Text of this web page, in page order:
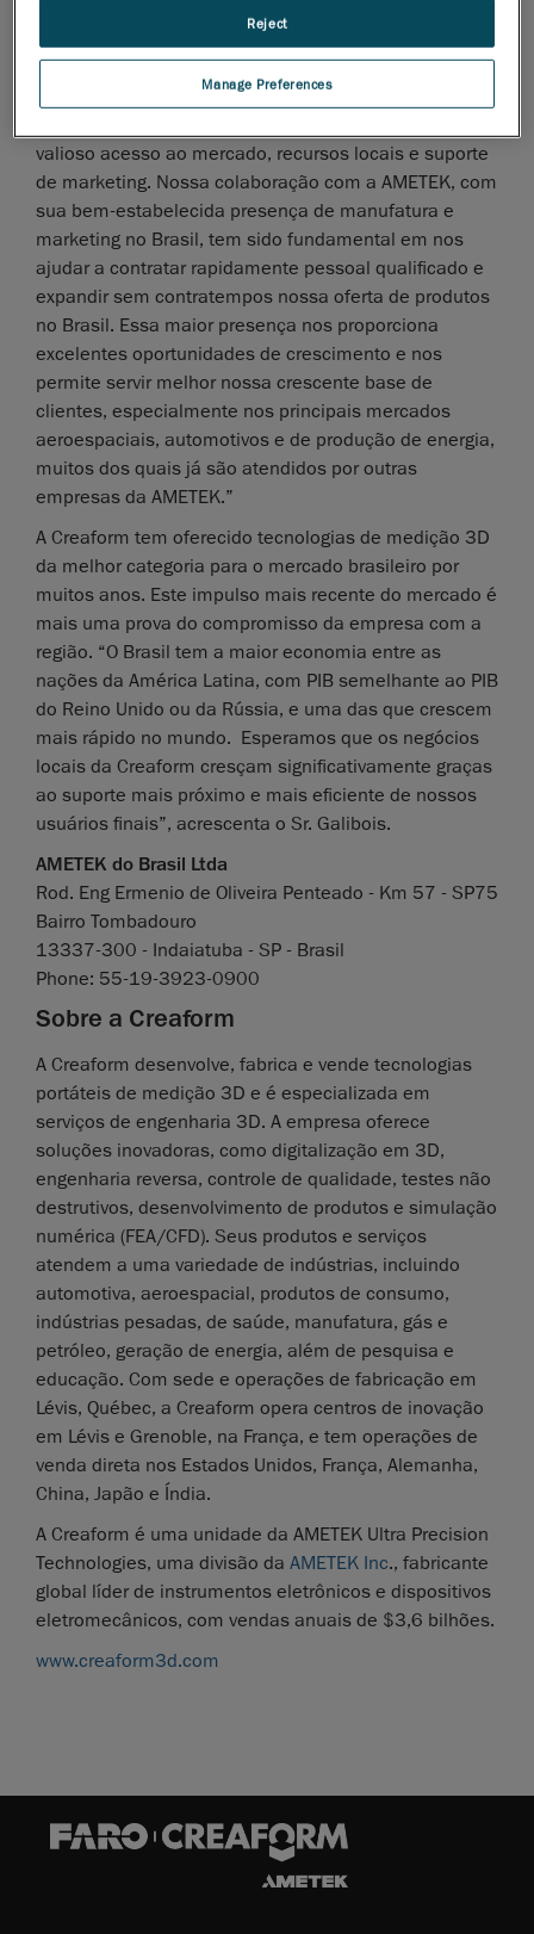
“Hoje, começamos uma nova era no Brasil”, explicou
Stephane Galibois, Vice-Presidente de Vendas nas
Américas. “A AMETEK do Brasil, subsidiária brasileira
valioso acesso ao mercado, recursos locais e suporte
de marketing. Nossa colaboração com a AMETEK, com
sua bem-estabelecida presença de manufatura e
marketing no Brasil, tem sido fundamental em nos
ajudar a contratar rapidamente pessoal qualificado e
expandir sem contratempos nossa oferta de produtos
no Brasil. Essa maior presença nos proporciona
excelentes oportunidades de crescimento e nos
permite servir melhor nossa crescente base de
clientes, especialmente nos principais mercados
aeroespaciais, automotivos e de produção de energia,
muitos dos quais já são atendidos por outras
empresas da AMETEK.”
A Creaform tem oferecido tecnologias de medição 3D
da melhor categoria para o mercado brasileiro por
muitos anos. Este impulso mais recente do mercado é
mais uma prova do compromisso da empresa com a
região. “O Brasil tem a maior economia entre as
nações da América Latina, com PIB semelhante ao PIB
do Reino Unido ou da Rússia, e uma das que crescem
mais rápido no mundo. Esperamos que os negócios
locais da Creaform cresçam significativamente graças
ao suporte mais próximo e mais eficiente de nossos
usuários finais”, acrescenta o Sr. Galibois.
AMETEK do Brasil Ltda
Rod. Eng Ermenio de Oliveira Penteado - Km 57 - SP75
Bairro Tombadouro
13337-300 - Indaiatuba - SP - Brasil
Phone: 55-19-3923-0900
Sobre a Creaform
A Creaform desenvolve, fabrica e vende tecnologias
portáteis de medição 3D e é especializada em
serviços de engenharia 3D. A empresa oferece
soluções inovadoras, como digitalização em 3D,
engenharia reversa, controle de qualidade, testes não
destrutivos, desenvolvimento de produtos e simulação
numérica (FEA/CFD). Seus produtos e serviços
atendem a uma variedade de indústrias, incluindo
automotiva, aeroespacial, produtos de consumo,
indústrias pesadas, de saúde, manufatura, gás e
petróleo, geração de energia, além de pesquisa e
educação. Com sede e operações de fabricação em
Lévis, Québec, a Creaform opera centros de inovação
em Lévis e Grenoble, na França, e tem operações de
venda direta nos Estados Unidos, França, Alemanha,
China, Japão e Índia.
A Creaform é uma unidade da AMETEK Ultra Precision
Technologies, uma divisão da AMETEK Inc., fabricante
global líder de instrumentos eletrônicos e dispositivos
eletromecânicos, com vendas anuais de $3,6 bilhões.
www.creaform3d.com
Manage Preferences
Reject